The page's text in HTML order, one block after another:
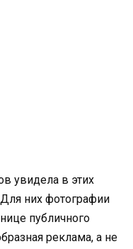
увидела в этих
них фотографии
публичного
реклама, а не